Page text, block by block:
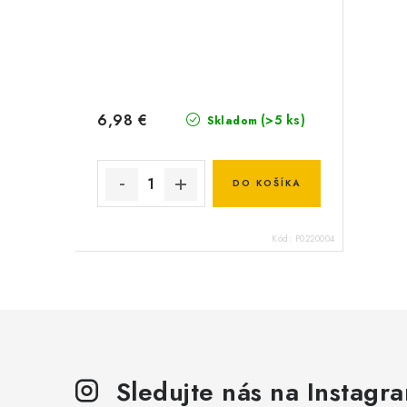
Skladom (>5 ks)
6,98 €
DO KOŠÍKA
Kód: P0220004
Sledujte nás na